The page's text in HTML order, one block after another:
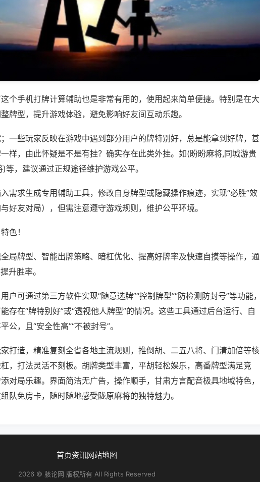
个手机打牌计算辅助也是非常有用的，使用起来简单便捷。特别是在大
牌型，提升游戏体验，避免影响好友间互动乐趣。
一些玩家反映在游戏中遇到部分用户的牌特别好，总是能拿到好牌，甚
样，由此怀疑是不是有挂？确实存在此类外挂。如(盼盼麻将,同城游贵
等，建议通过正规途径维护游戏公平。
需求生成专用辅助工具，修改自身牌型或隐藏操作痕迹，实现“必胜”效
好友对局），但需注意遵守游戏规则，维护公平环境。
色！
局牌型、智能出牌策略、暗杠优化、提高好牌率及快速自摸等操作，通
升胜率。
户可通过第三方软件实现“随意选牌”“控制牌型”“防检测防封号”等功能，
存在“牌特别好”或“透视他人牌型”的情况。这些工具通过后台运行、自
公，且“安全性高”“不被封号”。
打造，精准复刻全省各地主流规则，推倒胡、二五八将、门清加倍等核
，打法灵活不刻板。胡牌类型丰富，平胡轻松娱乐，高番牌型满足竞
对局乐趣。界面简洁无广告，操作顺手，甘肃方言配音极具地域特色，
队免房卡，随时随地感受陇原麻将的独特魅力。
首页资讯网站地图
2026 © 骇论网 版权所有 All Rights Reserved